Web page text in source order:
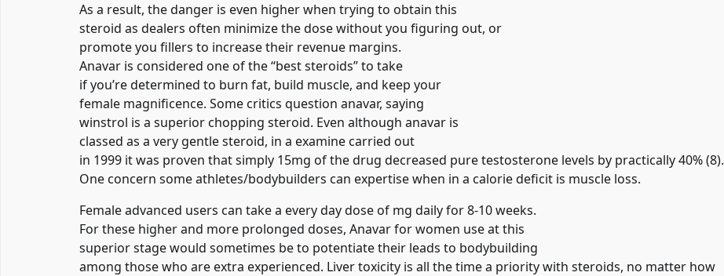
As a result, the danger is even higher when trying to obtain this
steroid as dealers often minimize the dose without you figuring out, or
promote you fillers to increase their revenue margins.
Anavar is considered one of the “best steroids” to take
if you’re determined to burn fat, build muscle, and keep your
female magnificence. Some critics question anavar, saying
winstrol is a superior chopping steroid. Even although anavar is
classed as a very gentle steroid, in a examine carried out
in 1999 it was proven that simply 15mg of the drug decreased pure testosterone levels by practically 40% (8).
One concern some athletes/bodybuilders can expertise when in a calorie deficit is muscle loss.
Female advanced users can take a every day dose of mg daily for 8-10 weeks.
For these higher and more prolonged doses, Anavar for women use at this
superior stage would sometimes be to potentiate their leads to bodybuilding
among those who are extra experienced. Liver toxicity is all the time a priority with steroids, no matter how